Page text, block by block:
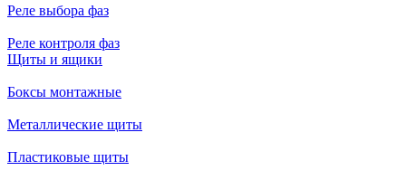
Реле выбора фаз
Реле контроля фаз
Щиты и ящики
Боксы монтажные
Металлические щиты
Пластиковые щиты